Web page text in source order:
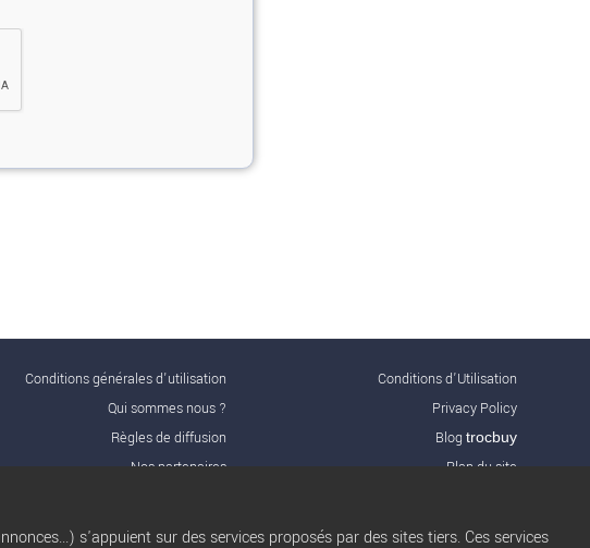
Conditions générales d'utilisation
Qui sommes nous ?
Règles de diffusion
Nos partenaires
Conditions d’Utilisation
Privacy Policy
Blog trocbuy
Plan du site
Nous contacter
s'appuient sur des services proposés par des sites tiers. Ces services